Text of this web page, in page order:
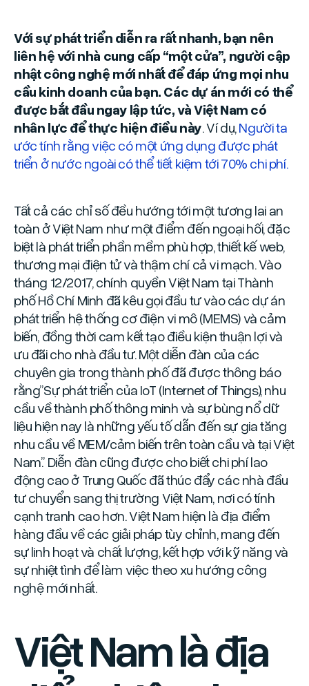
Với sự phát triển diễn ra rất nhanh, bạn nên
liên hệ với nhà cung cấp “một cửa”, người cập
nhật công nghệ mới nhất để đáp ứng mọi nhu
cầu kinh doanh của bạn. Các dự án mới có thể
được bắt đầu ngay lập tức, và Việt Nam có
nhân lực để thực hiện điều này. Ví dụ,Người ta
ước tính rằng việc có một ứng dụng được phát
triển ở nước ngoài có thể tiết kiệm tới 70% chi phí.
Tất cả các chỉ số đều hướng tới một tương lai an
toàn ở Việt Nam như một điểm đến ngoại hối, đặc
biệt là phát triển phần mềm phù hợp, thiết kế web,
thương mại điện tử và thậm chí cả vi mạch. Vào
tháng 12/2017, chính quyền Việt Nam tại Thành
phố Hồ Chí Minh đã kêu gọi đầu tư vào các dự án
phát triển hệ thống cơ điện vi mô (MEMS) và cảm
biến, đồng thời cam kết tạo điều kiện thuận lợi và
ưu đãi cho nhà đầu tư. Một diễn đàn của các
chuyên gia trong thành phố đã được thông báo
rằng”Sự phát triển của IoT (Internet of Things), nhu
cầu về thành phố thông minh và sự bùng nổ dữ
liệu hiện nay là những yếu tố dẫn đến sự gia tăng
nhu cầu về MEM/cảm biến trên toàn cầu và tại Việt
Nam.” Diễn đàn cũng được cho biết chi phí lao
động cao ở Trung Quốc đã thúc đẩy các nhà đầu
tư chuyển sang thị trường Việt Nam, nơi có tính
cạnh tranh cao hơn. Việt Nam hiện là địa điểm
hàng đầu về các giải pháp tùy chỉnh, mang đến
sự linh hoạt và chất lượng, kết hợp với kỹ năng và
sự nhiệt tình để làm việc theo xu hướng công
nghệ mới nhất.
Việt Nam là địa